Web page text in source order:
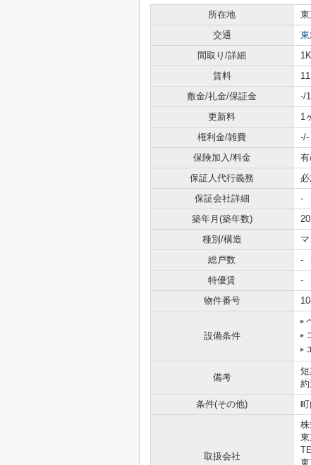
所在地
交通
間取り/詳細
1K
賃料
敷金/礼金/保証金
-/
更新料
1
権利金/雑費
-/-
保険加入/料金
有
保証人代行義務
保証会社詳細
-
築年月(築年数)
種別/構造
総戸数
-
特優賃
-
物件番号
設備条件
備考
条件(その他)
取扱会社